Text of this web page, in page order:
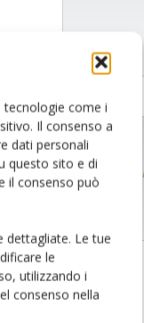
tecnologie come i
Il consenso a
dati personali
questo sito e di
il consenso può
dettagliate. Le tue
le
utilizzando i
consenso nella
I